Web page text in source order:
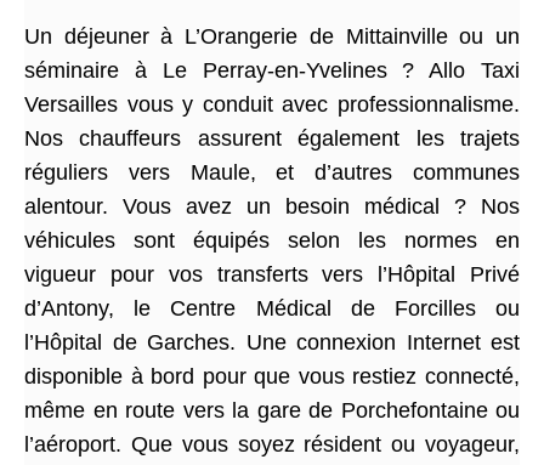
Un déjeuner à L’Orangerie de Mittainville ou un
séminaire à Le Perray-en-Yvelines ? Allo Taxi
Versailles vous y conduit avec professionnalisme.
Nos chauffeurs assurent également les trajets
réguliers vers Maule, et d’autres communes
alentour. Vous avez un besoin médical ? Nos
véhicules sont équipés selon les normes en
vigueur pour vos transferts vers l’Hôpital Privé
d’Antony, le Centre Médical de Forcilles ou
l’Hôpital de Garches. Une connexion Internet est
disponible à bord pour que vous restiez connecté,
même en route vers la gare de Porchefontaine ou
l’aéroport. Que vous soyez résident ou voyageur,